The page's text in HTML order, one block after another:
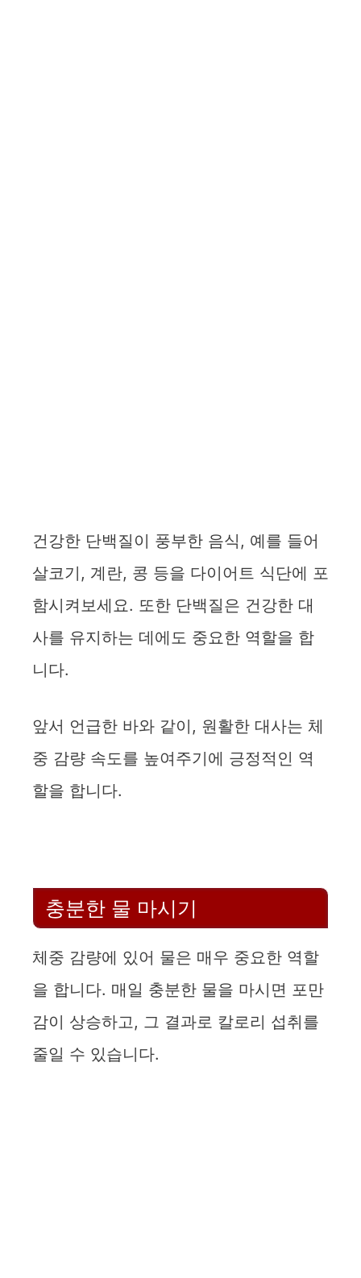
건강한 단백질이 풍부한 음식, 예를 들어
살코기, 계란, 콩 등을 다이어트 식단에 포
함시켜보세요. 또한 단백질은 건강한 대
사를 유지하는 데에도 중요한 역할을 합
니다.
앞서 언급한 바와 같이, 원활한 대사는 체
중 감량 속도를 높여주기에 긍정적인 역
할을 합니다.
충분한 물 마시기
체중 감량에 있어 물은 매우 중요한 역할
을 합니다. 매일 충분한 물을 마시면 포만
감이 상승하고, 그 결과로 칼로리 섭취를
줄일 수 있습니다.